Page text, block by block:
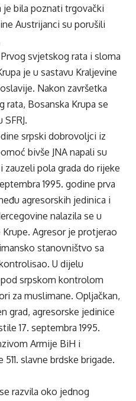
je bila poznati trgovački
Austrijanci su porušili
svjetskog rata i sloma
je u sastavu Kraljevine
Nakon završetka
rata, Bosanska Krupa se
srpski dobrovoljci iz
bivše JNA napali su
zauzeli pola grada do rijeke
1995. godine prva
agresorskih jedinica i
nalazila se u
Agresor je protjerao
stanovništvo sa
U dijelu
srpskom kontrolom
za muslimane. Opljačkan,
grad, agresorske jedinice
17. septembra 1995.
Armije BiH i
slavne brdske brigade.
razvila oko jednog